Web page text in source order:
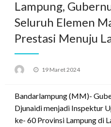
Lampung,
Seluruh Elemen
Prestasi Menuju
Posted
19 Maret 2024
Bandarlampung (MM)-
Djunaidi menjadi Inspektur
ke- 60 Provinsi Lampung di